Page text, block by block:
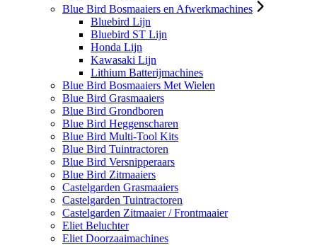
Blue Bird Bosmaaiers en Afwerkmachines
Bluebird Lijn
Bluebird ST Lijn
Honda Lijn
Kawasaki Lijn
Lithium Batterijmachines
Blue Bird Bosmaaiers Met Wielen
Blue Bird Grasmaaiers
Blue Bird Grondboren
Blue Bird Heggenscharen
Blue Bird Multi-Tool Kits
Blue Bird Tuintractoren
Blue Bird Versnipperaars
Blue Bird Zitmaaiers
Castelgarden Grasmaaiers
Castelgarden Tuintractoren
Castelgarden Zitmaaier / Frontmaaier
Eliet Beluchter
Eliet Doorzaaimachines